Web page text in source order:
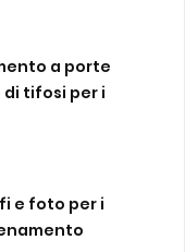
a porte
tifosi per i
e foto per i